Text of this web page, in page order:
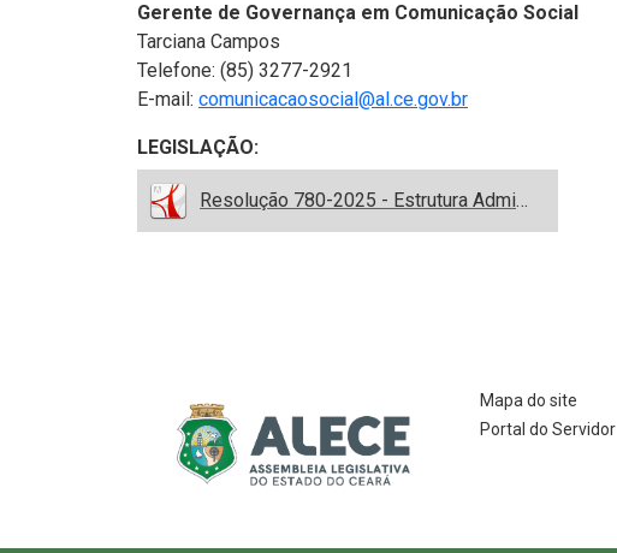
Gerente de Governança em Comunicação Social
Tarciana Campos
Telefone: (85) 3277-2921
E-mail: comunicacaosocial@al.ce.gov.br
LEGISLAÇÃO:
Resolução 780-2025 - Estrutura Administrativa 2026.pdf
Mapa do site
Portal do Servidor